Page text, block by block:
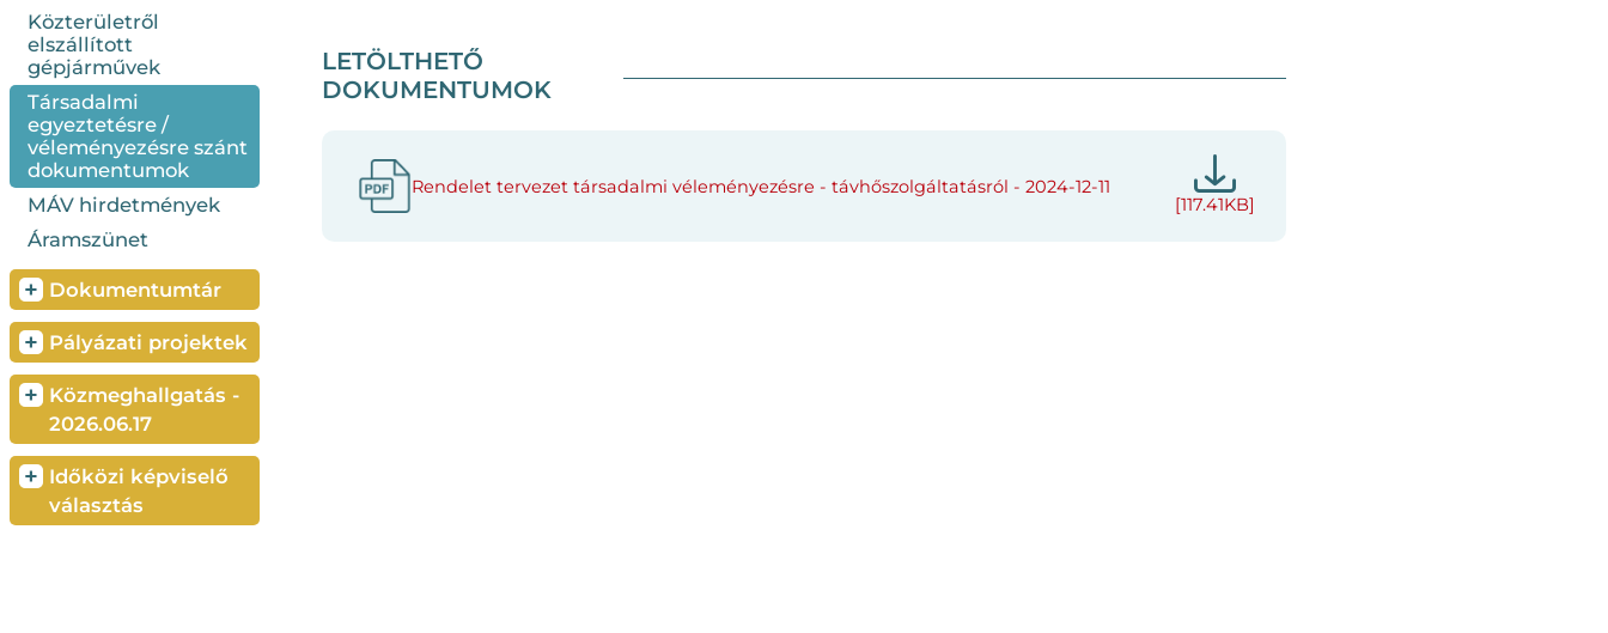
Közterületről
elszállított
gépjárművek
Társadalmi
egyeztetésre /
véleményezésre szánt
dokumentumok
MÁV hirdetmények
Áramszünet
+ Dokumentumtár
+ Pályázati projektek
+ Közmeghallgatás -
2026.06.17
+ Időközi képviselő
választás
LETÖLTHETŐ
DOKUMENTUMOK
Rendelet tervezet társadalmi véleményezésre - távhőszolgáltatásról - 2024-12-11
[117.41KB]